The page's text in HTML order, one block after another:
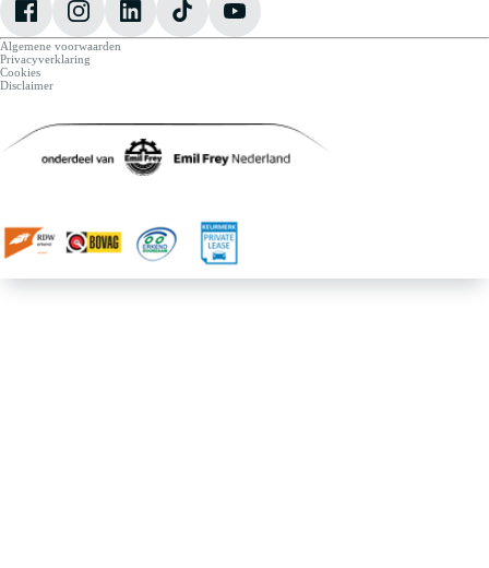
Algemene voorwaarden
Privacyverklaring
Cookies
Disclaimer